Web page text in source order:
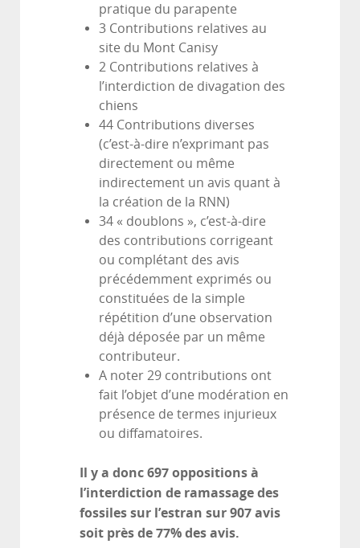
pratique du parapente
3 Contributions relatives au
site du Mont Canisy
2 Contributions relatives à
l’interdiction de divagation des
chiens
44 Contributions diverses
(c’est-à-dire n’exprimant pas
directement ou même
indirectement un avis quant à
la création de la RNN)
34 « doublons », c’est-à-dire
des contributions corrigeant
ou complétant des avis
précédemment exprimés ou
constituées de la simple
répétition d’une observation
déjà déposée par un même
contributeur.
A noter 29 contributions ont
fait l’objet d’une modération en
présence de termes injurieux
ou diffamatoires.
Il y a donc 697oppositions à
l’interdiction de ramassage des
fossiles sur l’estran sur 907 avis
soit près de 77% des avis.